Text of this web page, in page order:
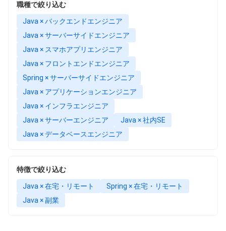
職種で絞り込む
Java × バックエンドエンジニア
Java × サーバーサイドエンジニア
Java × スマホアプリエンジニア
Java × フロントエンドエンジニア
Spring × サーバーサイドエンジニア
Java × アプリケーションエンジニア
Java × インフラエンジニア
Java × サーバーエンジニア
Java × 社内SE
Java × データベースエンジニア
特徴で絞り込む
Java × 在宅・リモート
Spring × 在宅・リモート
Java × 副業